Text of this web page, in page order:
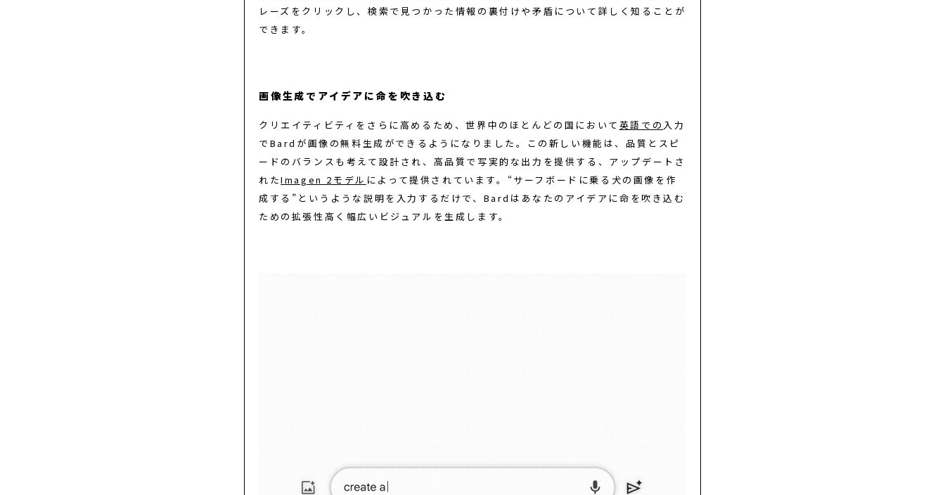
レーズをクリックし、検索で見つかった情報の裏付けや矛盾について詳しく知ることが
できます。
画像生成でアイデアに命を吹き込む
クリエイティビティをさらに高めるため、世界中のほとんどの国において 英語での 入力
でBardが画像の無料生成ができるようになりました。この新しい機能は、品質とスピ
ードのバランスも考えて設計され、高品質で写実的な出力を提供する、アップデートさ
れたImagen 2モデル によって提供されています。“サーフボードに乗る犬の画像を作
成する”というような説明を入力するだけで、Bardはあなたのアイデアに命を吹き込む
ための拡張性高く幅広いビジュアルを生成します。